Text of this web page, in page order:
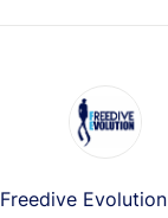
Freedive Evolution